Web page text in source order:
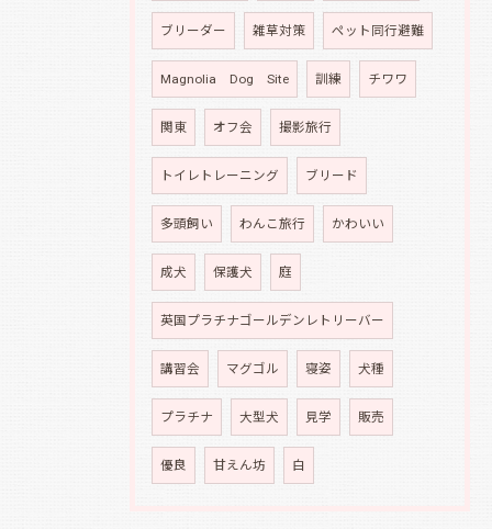
ブリーダー 雑草対策 ペット同行避難
Magnolia Dog Site 訓練 チワワ
関東 オフ会 撮影旅行
トイレトレーニング ブリード
多頭飼い わんこ旅行 かわいい
成犬 保護犬 庭
英国プラチナゴールデンレトリーバー
講習会 マグゴル 寝姿 犬種
プラチナ 大型犬 見学 販売
優良 甘えん坊 白